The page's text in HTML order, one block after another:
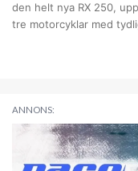
den helt nya RX 250,
tre motorcyklar med
ANNONS: